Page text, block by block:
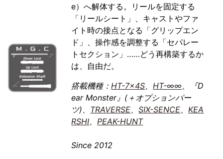
e）へ解体する。リールを固定する
「リールシート」、キャストやファ
イト時の接点となる「グリップエン
ド」、操作感を調整する「セパレー
トセクション」……どう再構築するか
は、自由だ。
搭載機種：HT-7×4S、HT-∞∞、
『D
ear Monster』(＋オプションパー
ツ)、 TRAVERSE、SIX-SENCE、KEA
RSHI、PEAK-HUNT
Since 2012